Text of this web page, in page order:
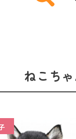
ねこち